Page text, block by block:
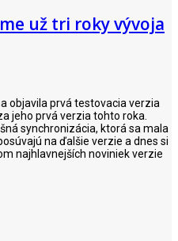
už tri roky vývoja
objavila prvá testovacia verzia
jeho prvá verzia tohto roka.
synchronizácia, ktorá sa mala
na ďalšie verzie a dnes si
najhlavnejších noviniek verzie